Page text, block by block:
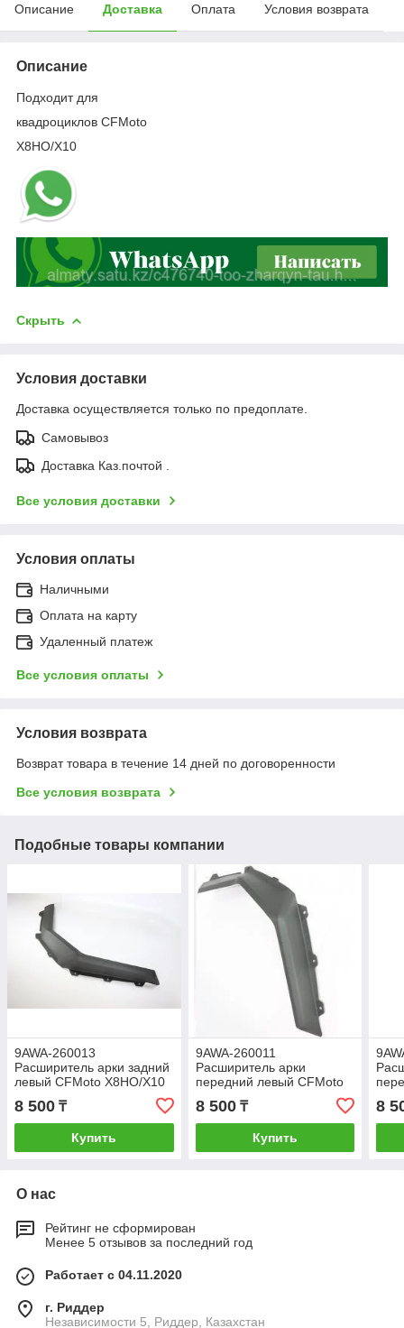
Описание Доставка Оплата Условия возврата
Описание
Подходит для
квадроциклов CFMoto
X8HO/X10
Скрыть
Условия доставки
Доставка осуществляется только по предоплате.
Самовывоз
Доставка Каз.почтой .
Все условия доставки
Условия оплаты
Наличными
Оплата на карту
Удаленный платеж
Все условия оплаты
Условия возврата
Возврат товара в течение 14 дней по договоренности
Все условия возврата
Подобные товары компании
9AWA-260013
Расширитель арки задний
левый CFMoto X8HO/X10
8 500 ₸
Купить
9AWA-260011
Расширитель арки
передний левый CFMoto
8 500₸
Купить
8
О нас
Рейтинг не сформирован
Менее 5 отзывов за последний год
Работает с 04.11.2020
г. Риддер
Независимости 5, Риддер, Казахстан